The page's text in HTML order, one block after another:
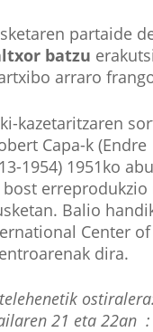
partaide
batzu
arraro
kazetaritzaren
Capa-k (Endre
1954) 1951ko
bost erreprodukzio
Balio
Center
dira.
21 eta 22an